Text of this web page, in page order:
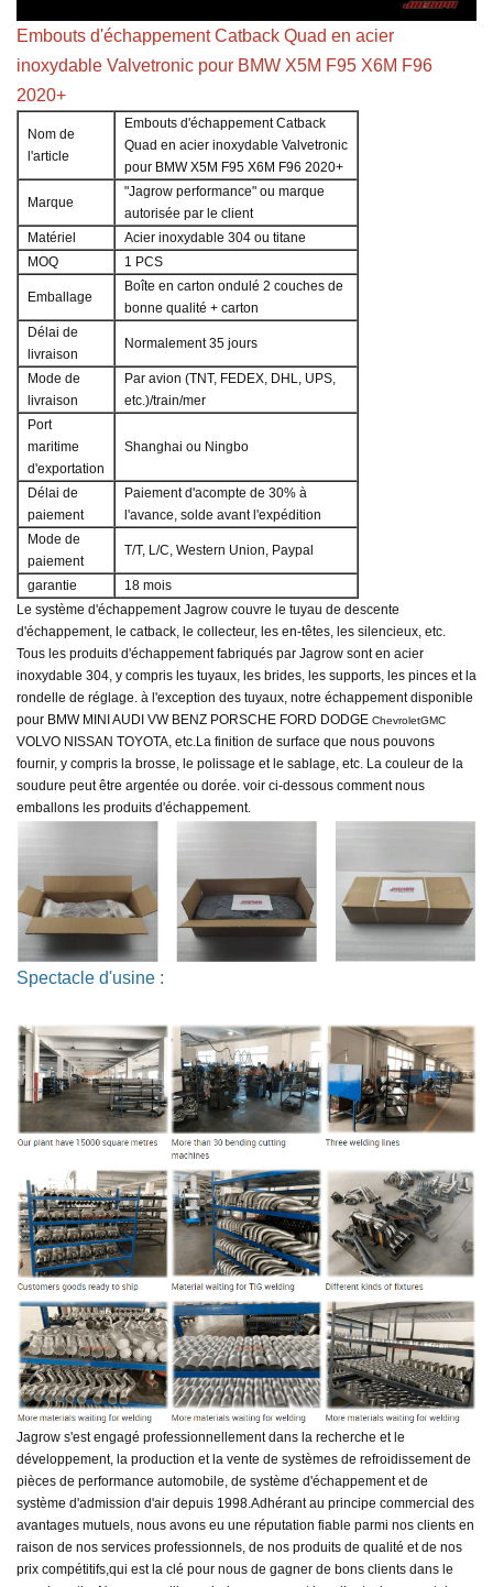
Embouts d'échappement Catback Quad en acier
inoxydable Valvetronic pour BMW X5M F95 X6M F96
2020+
Nom de
l'article
Embouts d'échappement Catback
Quad en acier inoxydable Valvetronic
pour BMW X5M F95 X6M F96 2020+
Marque
"Jagrow performance" ou marque
autorisée par le client
Matériel
Acier inoxydable 304 ou titane
MOQ
1 PCS
Emballage
Boîte en carton ondulé 2 couches de
bonne qualité + carton
Délai de
livraison
Normalement 35 jours
Mode de
livraison
Par avion (TNT, FEDEX, DHL, UPS,
etc.)/train/mer
Port
maritime
d'exportation
Shanghai ou Ningbo
Délai de
paiement
Paiement d'acompte de 30% à
l'avance, solde avant l'expédition
Mode de
paiement
T/T, L/C, Western Union, Paypal
garantie
18 mois
Le système d'échappement Jagrow couvre le tuyau de descente
d'échappement, le catback, le collecteur, les en-têtes, les silencieux, etc.
Tous les produits d'échappement fabriqués par Jagrow sont en acier
inoxydable 304, y compris les tuyaux, les brides, les supports, les pinces et la
rondelle de réglage. à l'exception des tuyaux, notre échappement disponible
pour BMW MINI AUDI VW BENZ PORSCHE FORD DODGE ChevroletGMC
VOLVO NISSAN TOYOTA, etc.La finition de surface que nous pouvons
fournir, y compris la brosse, le polissage et le sablage, etc. La couleur de la
soudure peut être argentée ou dorée. voir ci-dessous comment nous
emballons les produits d'échappement.
Spectacle d'usine :
Jagrow s'est engagé professionnellement dans la recherche et le
développement, la production et la vente de systèmes de refroidissement de
pièces de performance automobile, de système d'échappement et de
système d'admission d'air depuis 1998.Adhérant au principe commercial des
avantages mutuels, nous avons eu une réputation fiable parmi nos clients en
raison de nos services professionnels, de nos produits de qualité et de nos
prix compétitifs,qui est la clé pour nous de gagner de bons clients dans le